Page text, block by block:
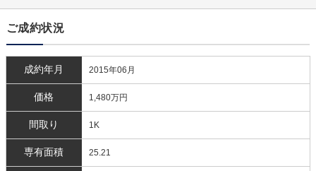
ご成約状況
成約年月 2015年06月
価格 1,480万円
間取り 1K
専有面積 25.21